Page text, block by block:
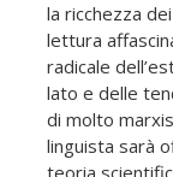
la ricchezza
lettura
radicale
lato e delle
di molto
linguista sarà
teoria